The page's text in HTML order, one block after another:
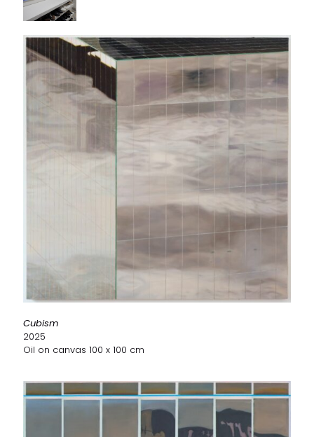
Cubism
2025
Oil on canvas 100 x 100 cm